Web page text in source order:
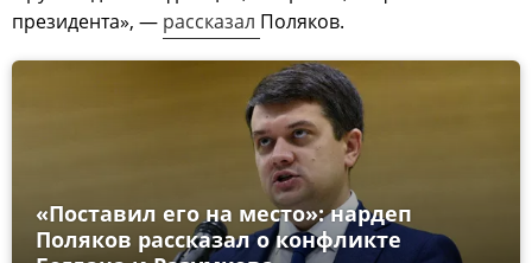
президента», — рассказал Поляков.
«Поставил его на место»: нардеп
Поляков рассказал о конфликте